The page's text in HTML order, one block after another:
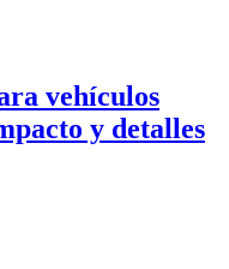
vehículos
y detalles